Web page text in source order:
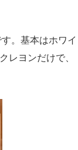
。基本はホワイ
レヨンだけで、